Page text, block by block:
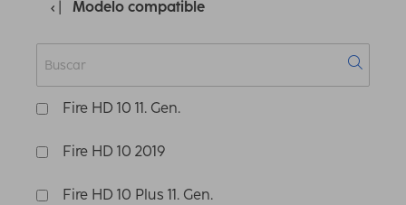
Modelo compatible
Fire HD 10 11. Gen.
Fire HD 10 2019
Fire HD 10 Plus 11. Gen.